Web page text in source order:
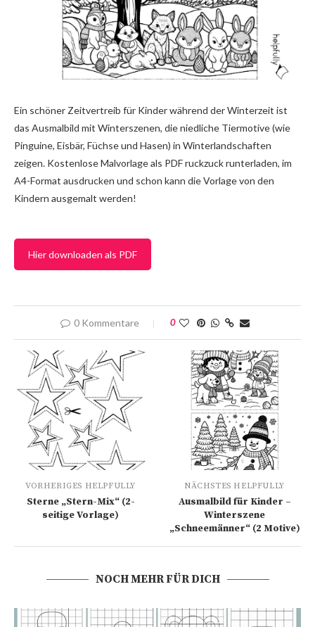
Ein schöner Zeitvertreib für Kinder während der Winterzeit ist
das Ausmalbild mit Winterszenen, die niedliche Tiermotive (wie
Pinguine, Eisbär, Füchse und Hasen) in Winterlandschaften
zeigen. Kostenlose Malvorlage als PDF ruckzuck runterladen, im
A4-Format ausdrucken und schon kann die Vorlage von den
Kindern ausgemalt werden!
Hier downloaden als PDF
0 Kommentare 0
VORHERIGES HELPFULLY
Sterne „Stern-Mix“ (2-
seitige Vorlage)
NÄCHSTES HELPFULLY
Ausmalbild für Kinder –
Winterszene
„Schneemänner“ (2 Motive)
NOCH MEHR FÜR DICH